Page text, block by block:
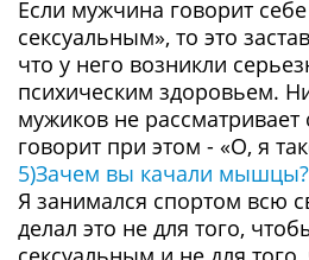
Если мужчина говорит
сексуальным», то это
что у него возникли
психическим здоровьем.
мужиков не рассматривает
говорит при этом - «О, я
5)Зачем вы качали мышцы?
Я занимался спортом всю
делал это не для того,